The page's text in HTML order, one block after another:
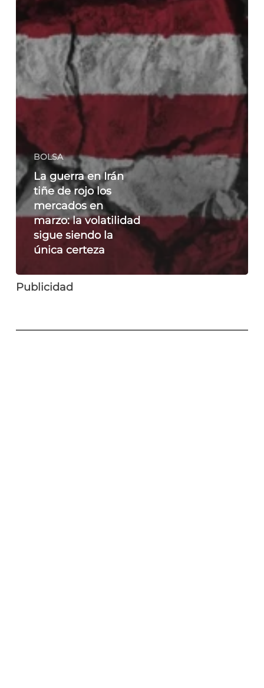
BOLSA
La guerra en Irán
tiñe de rojo los
mercados en
marzo: la volatilidad
sigue siendo la
única certeza
Publicidad